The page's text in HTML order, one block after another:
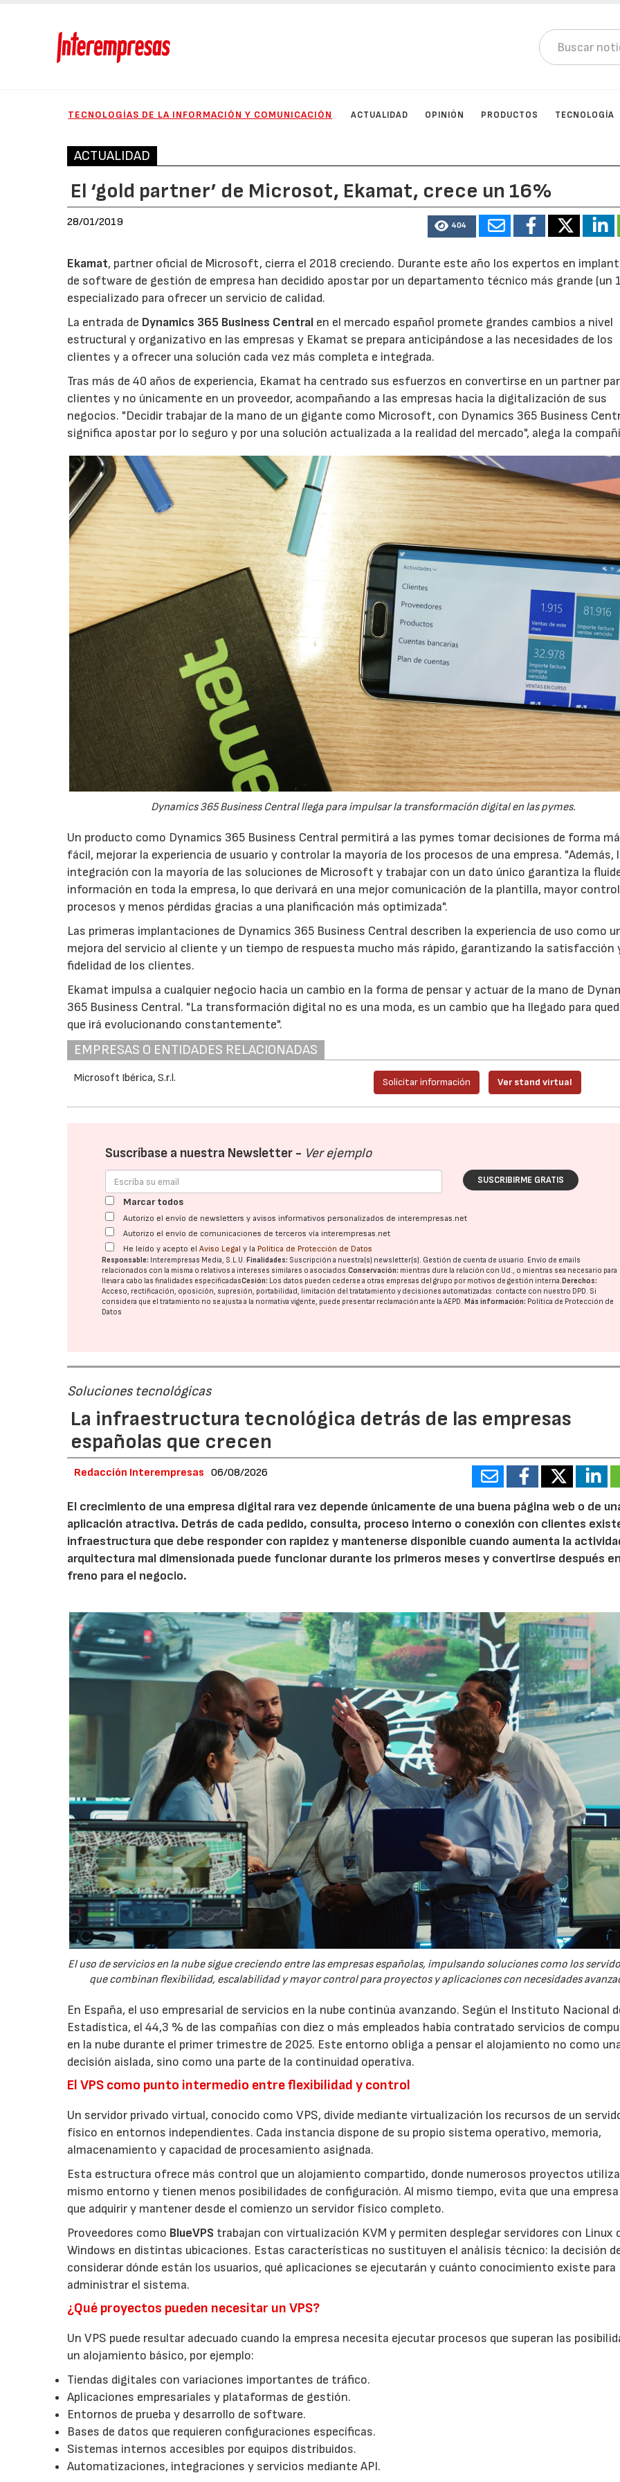
TECNOLOGÍAS DE LA INFORMACIÓN Y COMUNICACIÓN ACTUALIDAD OPINIÓN PRODUCTOS TECNOLOGÍA
ACTUALIDAD
El ‘gold partner’ de Microsot, Ekamat, crece un 16%
28/01/2019 404
Ekamat, partner oficial de Microsoft, cierra el 2018 creciendo. Durante este año los expertos en
de software de gestión de empresa han decidido apostar por un departamento técnico más grande (un
especializado para ofrecer un servicio de calidad.
La entrada de Dynamics 365 Business Central en el mercado español promete grandes cambios a nivel
estructural y organizativo en las empresas y Ekamat se prepara anticipándose a las necesidades de los
clientes y a ofrecer una solución cada vez más completa e integrada.
Tras más de 40 años de experiencia, Ekamat ha centrado sus esfuerzos en convertirse en un partner
clientes y no únicamente en un proveedor, acompañando a las empresas hacia la digitalización de sus
negocios. "Decidir trabajar de la mano de un gigante como Microsoft, con Dynamics 365 Business
significa apostar por lo seguro y por una solución actualizada a la realidad del mercado", alega la
Dynamics 365 Business Central llega para impulsar la transformación digital en las pymes.
Un producto como Dynamics 365 Business Central permitirá a las pymes tomar decisiones de forma
fácil, mejorar la experiencia de usuario y controlar la mayoría de los procesos de una empresa. "Además,
integración con la mayoría de las soluciones de Microsoft y trabajar con un dato único garantiza la
información en toda la empresa, lo que derivará en una mejor comunicación de la plantilla, mayor
procesos y menos pérdidas gracias a una planificación más optimizada".
Las primeras implantaciones de Dynamics 365 Business Central describen la experiencia de uso como
mejora del servicio al cliente y un tiempo de respuesta mucho más rápido, garantizando la satisfacción
fidelidad de los clientes.
Ekamat impulsa a cualquier negocio hacia un cambio en la forma de pensar y actuar de la mano de
365 Business Central. "La transformación digital no es una moda, es un cambio que ha llegado para
que irá evolucionando constantemente".
EMPRESAS O ENTIDADES RELACIONADAS
Microsoft Ibérica, S.r.l. Solicitar información Ver stand virtual
Suscríbase a nuestra Newsletter - Ver ejemplo
SUSCRIBIRME GRATIS
Marcar todos
Autorizo el envío de newsletters y avisos informativos personalizados de interempresas.net
Autorizo el envío de comunicaciones de terceros vía interempresas.net
He leído y acepto elAviso Legal y la Política de Protección de Datos
Responsable: Interempresas Media, S.L.U. Finalidades: Suscripción a nuestra(s) newsletter(s). Gestión de cuenta de usuario. Envío de emails
relacionados con la misma o relativos a intereses similares o asociados.Conservación: mientras dure la relación con Ud., o mientras sea necesario para
llevar a cabo las finalidades especificadasCesión: Los datos pueden cederse a otras empresas del grupo por motivos de gestión interna. Derechos:
Acceso, rectificación, oposición, supresión, portabilidad, limitación del tratatamiento y decisiones automatizadas: contacte con nuestro DPD. Si
considera que el tratamiento no se ajusta a la normativa vigente, puede presentar reclamación ante laAEPD. Más información: Política de Protección de
Datos
Soluciones tecnológicas
La infraestructura tecnológica detrás de las empresas
españolas que crecen
Redacción Interempresas 06/08/2026
El crecimiento de una empresa digital rara vez depende únicamente de una buena página web o de
aplicación atractiva. Detrás de cada pedido, consulta, proceso interno o conexión con clientes
infraestructura que debe responder con rapidez y mantenerse disponible cuando aumenta la
arquitectura mal dimensionada puede funcionar durante los primeros meses y convertirse después
freno para el negocio.
El uso de servicios en la nube sigue creciendo entre las empresas españolas, impulsando soluciones como los
que combinan flexibilidad, escalabilidad y mayor control para proyectos y aplicaciones con necesidades
En España, el uso empresarial de servicios en la nube continúa avanzando. Según el Instituto Nacional
Estadística, el 44,3 % de las compañías con diez o más empleados había contratado servicios de
en la nube durante el primer trimestre de 2025. Este entorno obliga a pensar el alojamiento no como
decisión aislada, sino como una parte de la continuidad operativa.
El VPS como punto intermedio entre flexibilidad y control
Un servidor privado virtual, conocido como VPS, divide mediante virtualización los recursos de un
físico en entornos independientes. Cada instancia dispone de su propio sistema operativo, memoria,
almacenamiento y capacidad de procesamiento asignada.
Esta estructura ofrece más control que un alojamiento compartido, donde numerosos proyectos
mismo entorno y tienen menos posibilidades de configuración. Al mismo tiempo, evita que una
que adquirir y mantener desde el comienzo un servidor físico completo.
Proveedores como BlueVPS trabajan con virtualización KVM y permiten desplegar servidores con Linux
Windows en distintas ubicaciones. Estas características no sustituyen el análisis técnico: la decisión
considerar dónde están los usuarios, qué aplicaciones se ejecutarán y cuánto conocimiento existe para
administrar el sistema.
¿Qué proyectos pueden necesitar un VPS?
Un VPS puede resultar adecuado cuando la empresa necesita ejecutar procesos que superan las
un alojamiento básico, por ejemplo:
Tiendas digitales con variaciones importantes de tráfico.
Aplicaciones empresariales y plataformas de gestión.
Entornos de prueba y desarrollo de software.
Bases de datos que requieren configuraciones específicas.
Sistemas internos accesibles por equipos distribuidos.
Automatizaciones, integraciones y servicios mediante API.
23/07/2026 30/07/2026